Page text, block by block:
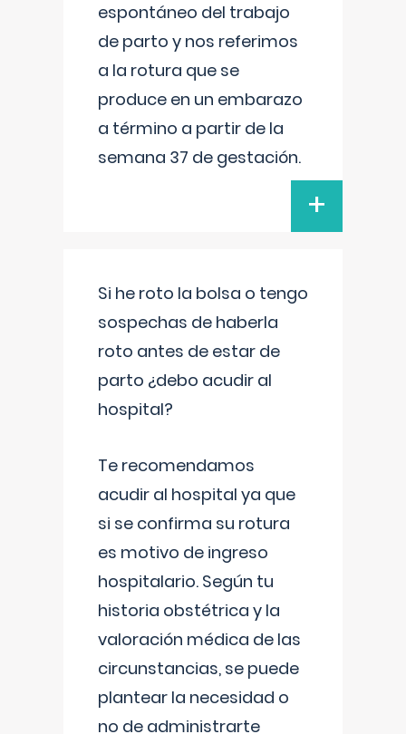
espontáneo del trabajo
de parto y nos referimos
a la rotura que se
produce en un embarazo
a término a partir de la
semana 37 de gestación.
+
Si he roto la bolsa o tengo
sospechas de haberla
roto antes de estar de
parto ¿debo acudir al
hospital?
Te recomendamos
acudir al hospital ya que
si se confirma su rotura
es motivo de ingreso
hospitalario. Según tu
historia obstétrica y la
valoración médica de las
circunstancias, se puede
plantear la necesidad o
no de administrarte